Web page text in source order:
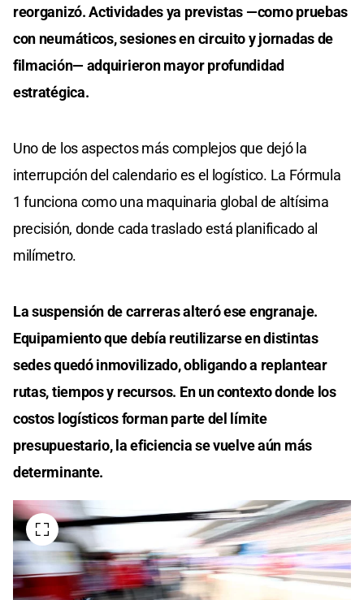
reorganizó. Actividades ya previstas —como pruebas
con neumáticos, sesiones en circuito y jornadas de
filmación— adquirieron mayor profundidad
estratégica.
Uno de los aspectos más complejos que dejó la
interrupción del calendario es el logístico. La Fórmula
1 funciona como una maquinaria global de altísima
precisión, donde cada traslado está planificado al
milímetro.
La suspensión de carreras alteró ese engranaje.
Equipamiento que debía reutilizarse en distintas
sedes quedó inmovilizado, obligando a replantear
rutas, tiempos y recursos. En un contexto donde los
costos logísticos forman parte del límite
presupuestario, la eficiencia se vuelve aún más
determinante.